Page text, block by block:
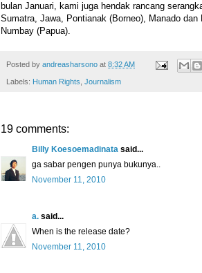
bulan Januari, kami juga hendak rancang
Sumatra, Jawa, Pontianak (Borneo), Manado
Numbay (Papua).
Posted by andreasharsono at 8:32 AM
Labels: Human Rights Journalism
19 comments:
Billy Koesoemadinata said...
ga sabar pengen punya bukunya..
November 11, 2010
a. said...
When is the release date?
November 11, 2010